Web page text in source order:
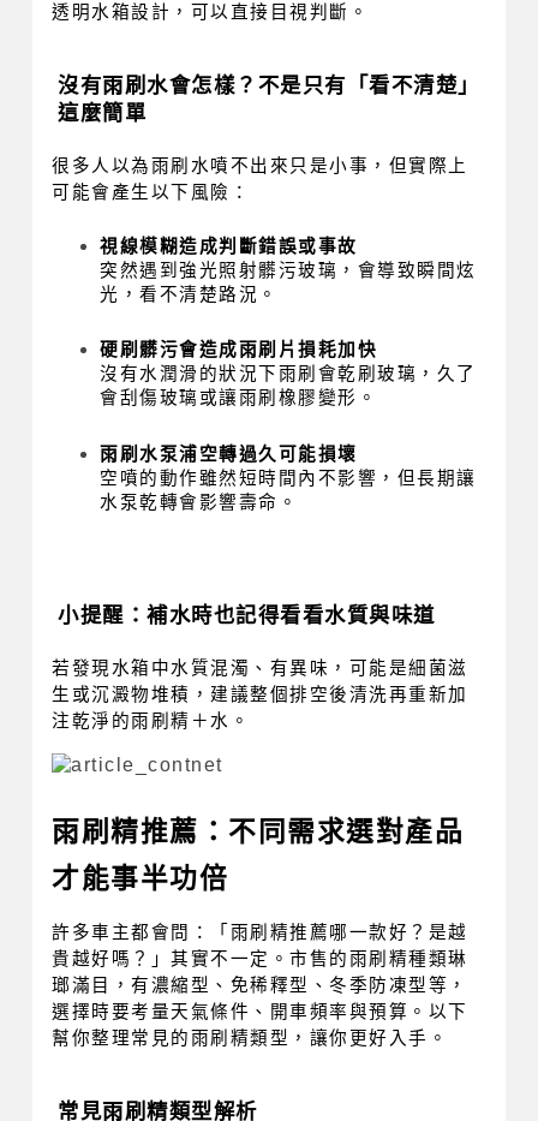
透明水箱設計，可以直接目視判斷。
沒有雨刷水會怎樣？不是只有「看不清楚」
這麼簡單
很多人以為雨刷水噴不出來只是小事，但實際上
可能會產生以下風險：
視線模糊造成判斷錯誤或事故
突然遇到強光照射髒污玻璃，會導致瞬間炫
光，看不清楚路況。
硬刷髒污會造成雨刷片損耗加快
沒有水潤滑的狀況下雨刷會乾刷玻璃，久了
會刮傷玻璃或讓雨刷橡膠變形。
雨刷水泵浦空轉過久可能損壞
空噴的動作雖然短時間內不影響，但長期讓
水泵乾轉會影響壽命。
小提醒：補水時也記得看看水質與味道
若發現水箱中水質混濁、有異味，可能是細菌滋
生或沉澱物堆積，建議整個排空後清洗再重新加
注乾淨的雨刷精＋水。
雨刷精推薦：不同需求選對產品
才能事半功倍
許多車主都會問：「雨刷精推薦哪一款好？是越
貴越好嗎？」其實不一定。市售的雨刷精種類琳
瑯滿目，有濃縮型、免稀釋型、冬季防凍型等，
選擇時要考量天氣條件、開車頻率與預算。以下
幫你整理常見的雨刷精類型，讓你更好入手。
常見雨刷精類型解析